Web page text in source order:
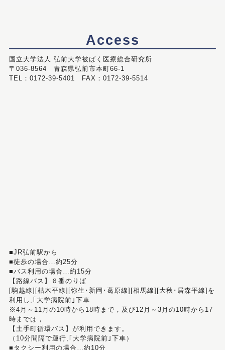
Access
国立大学法人 弘前大学被ばく医療総合研究所
〒036-8564 青森県弘前市本町66-1
TEL：0172-39-5401 FAX：0172-39-5514
■JR弘前駅から
■徒歩の場合…約25分
■バス利用の場合…約15分
【路線バス】６番のりば
[駒越線][枯木平線][弥生･新岡･葛原線][相馬線][大秋･居森平線]を
利用し,｢大学病院前｣下車
※4月～11月の10時から18時まで，及び12月～3月の10時から17
時までは，
【土手町循環バス】が利用できます。
（10分間隔で運行,｢大学病院前｣下車）
■タクシー利用の場合…約10分